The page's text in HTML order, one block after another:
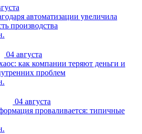
автоматизации увеличила
производства
04 августа
как компании теряют деньги и
проблем
04 августа
проваливается: типичные